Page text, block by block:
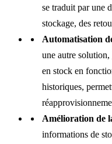
se traduit par une
stockage, des
Automatisation
une autre solution,
en stock en
historiques,
Amélioration de
informations de